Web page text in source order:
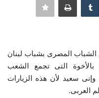
الشباب المصرى بشباب لبنان
بالأخوة التى تجمع الشعب
سعيد لأن هذه الزيارات
العربى.